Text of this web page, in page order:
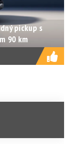
pickup s
90 km